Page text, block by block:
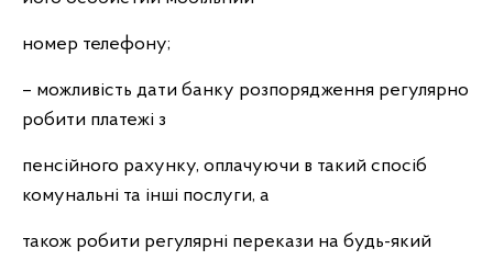
номер телефону;
– можливість дати банку розпорядження регулярно
робити платежі з
пенсійного рахунку, оплачуючи в такий спосіб
комунальні та інші послуги, а
також робити регулярні перекази на будь-який